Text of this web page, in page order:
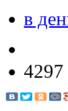
в
4297